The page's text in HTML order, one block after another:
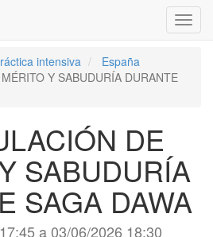
intensiva
España
Y SABUDURÍA DURANTE
DE
SABUDURÍA
SAGA DAWA
a03/06/2026 18:30